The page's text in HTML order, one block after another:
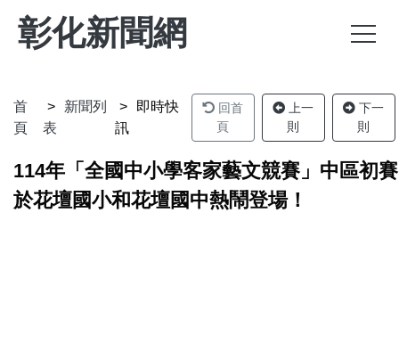
彰化新聞網
首
頁
新聞列
表
即時快
訊
回首
頁
上一
則
下一
則
114年「全國中小學客家藝文競賽」中區初賽
於花壇國小和花壇國中熱鬧登場！